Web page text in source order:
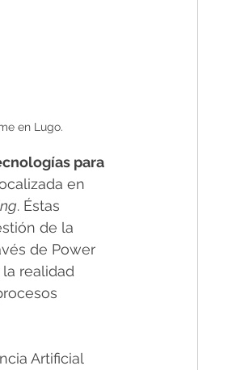
en Lugo.
para
en
. Éstas
de la
de Power
realidad
Artificial